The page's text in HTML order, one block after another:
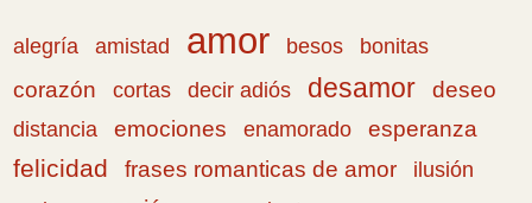
alegría amistad amor besos
bonitas
corazón
cortas decir adiós desamor deseo
distancia emociones enamorado esperanza
felicidad frases romanticas de amor
ilusión